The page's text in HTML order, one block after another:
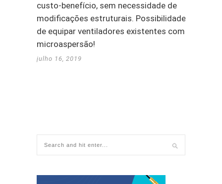
custo-benefício, sem necessidade de
modificações estruturais. Possibilidade
de equipar ventiladores existentes com a
microaspersão!
julho 16, 2019